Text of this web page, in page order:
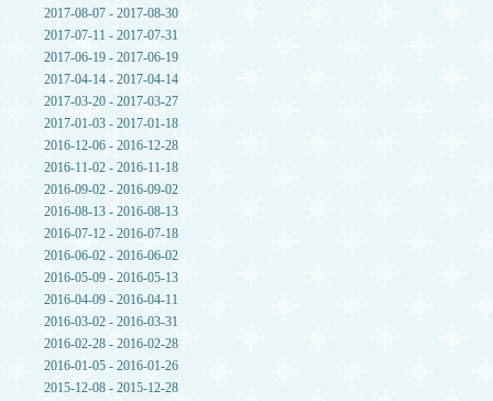
2017-08-07 - 2017-08-30
2017-07-11 - 2017-07-31
2017-06-19 - 2017-06-19
2017-04-14 - 2017-04-14
2017-03-20 - 2017-03-27
2017-01-03 - 2017-01-18
2016-12-06 - 2016-12-28
2016-11-02 - 2016-11-18
2016-09-02 - 2016-09-02
2016-08-13 - 2016-08-13
2016-07-12 - 2016-07-18
2016-06-02 - 2016-06-02
2016-05-09 - 2016-05-13
2016-04-09 - 2016-04-11
2016-03-02 - 2016-03-31
2016-02-28 - 2016-02-28
2016-01-05 - 2016-01-26
2015-12-08 - 2015-12-28